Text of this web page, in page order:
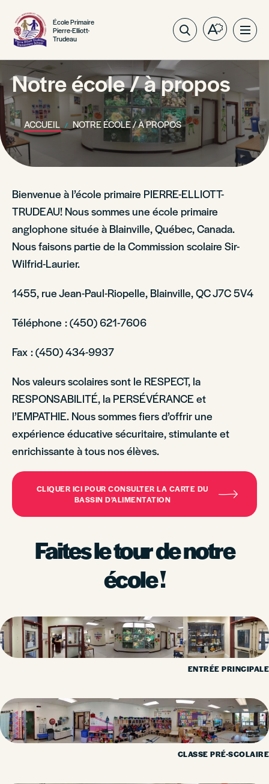
École Primaire
Pierre-Elliott-
Trudeau
Ouvrez
barre
d'outils
site
Notre école / à propos
ACCUEIL NOTRE ÉCOLE / À PROPOS
Bienvenue à l’école primaire PIERRE-ELLIOTT-
TRUDEAU! Nous sommes une école primaire
anglophone située à Blainville, Québec, Canada.
Nous faisons partie de la Commission scolaire Sir-
Wilfrid-Laurier.
1455, rue Jean-Paul-Riopelle, Blainville, QC J7C 5V4
Téléphone : (450) 621-7606
Fax : (450) 434-9937
Nos valeurs scolaires sont le RESPECT, la
RESPONSABILITÉ, la PERSÉVÉRANCE et
l’EMPATHIE. Nous sommes fiers d’offrir une
expérience éducative sécuritaire, stimulante et
enrichissante à tous nos élèves.
CLIQUER ICI POUR CONSULTER LA CARTE DU
BASSIN D’ALIMENTATION
Faites le tour de notre
école !
ENTRÉE PRINCIPALE
CLASSE PRÉ-SCOLAIRE